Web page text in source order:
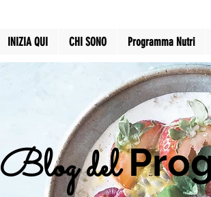
INIZIA QUI CHI SONO Programma Nutri
Blog del